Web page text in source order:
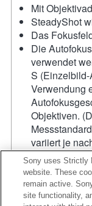
Mit
SteadyShot
Das
Die
verwendet
S
Verwendung
Objektiven.
variiert je
der
nicht.)
Die
Zoomen
Sony uses Strictly
website. These
remain active.
site functionality,